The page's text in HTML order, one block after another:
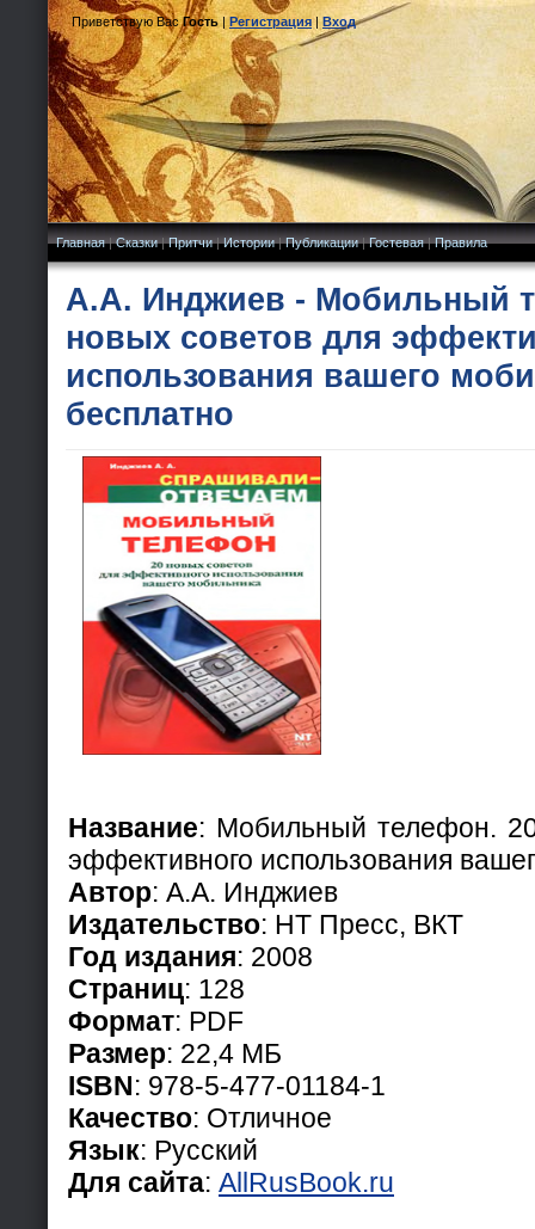
Приветствую Вас Гость|Регистрация|Вход
Главная|Сказки|Притчи|Истории|Публикации|Гостевая|Правила
А.А. Инджиев - Мобильный
новых советов для
использования вашего
бесплатно
Название: Мобильный телефон.
эффективного использования
Автор: А.А. Инджиев
Издательство: НТ Пресс, ВКТ
Год издания: 2008
Страниц: 128
Формат: PDF
Размер: 22,4 МБ
ISBN: 978-5-477-01184-1
Качество: Отличное
Язык: Русский
Для сайта: AllRusBook.ru